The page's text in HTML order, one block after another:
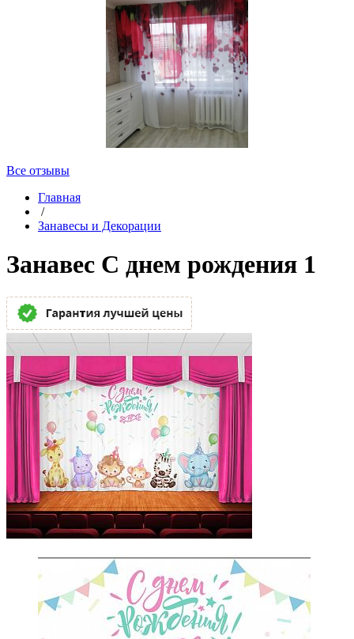
Все отзывы
Главная
/
Занавесы и Декорации
Занавес С днем рождения 1